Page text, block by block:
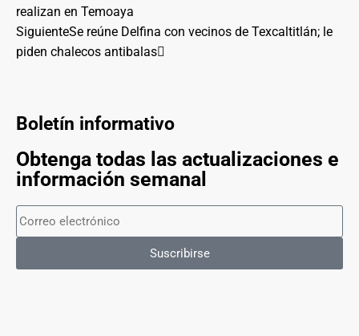
realizan en Temoaya
SiguienteSe reúne Delfina con vecinos de Texcaltitlán; le
piden chalecos antibalas
Boletín informativo
Obtenga todas las actualizaciones e
información semanal
Suscribirse